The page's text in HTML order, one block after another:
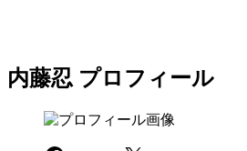
内藤忍 プロフィール